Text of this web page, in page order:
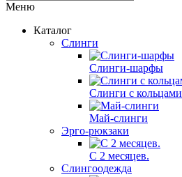
Меню
Каталог
Слинги
Слинги-шарфы
Слинги с кольцами
Май-слинги
Эрго-рюкзаки
С 2 месяцев.
Слингоодежда